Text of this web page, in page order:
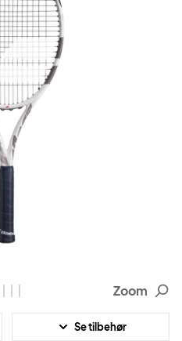
Zoom
Se tilbehør